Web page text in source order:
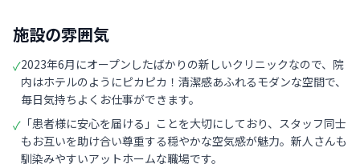
施設の雰囲気
✓2023年6月にオープンしたばかりの新しいクリニックなので、院
内はホテルのようにピカピカ！清潔感あふれるモダンな空間で、
毎日気持ちよくお仕事ができます。
✓ 「患者様に安心を届ける」ことを大切にしており、スタッフ同士
もお互いを助け合い尊重する穏やかな空気感が魅力。新人さんも
馴染みやすいアットホームな職場です。